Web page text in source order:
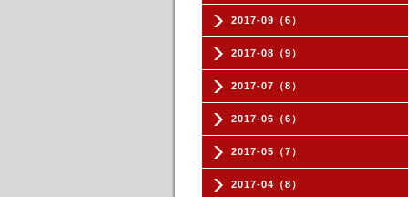
2017-09（6）
2017-08（9）
2017-07（8）
2017-06（6）
2017-05（7）
2017-04（8）